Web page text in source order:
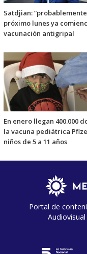
Satdjian:
próximo lunes ya
vacunación antigripal
En enero llegan 400.000
la vacuna pediátrica
niños de 5 a 11 años
Portal de